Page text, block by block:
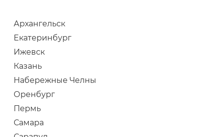
Архангельск
Екатеринбург
Ижевск
Казань
Набережные Челны
Оренбург
Пермь
Самара